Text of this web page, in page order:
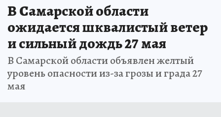
В Самарской области
ожидается шквалистый ветер
и сильный дождь 27 мая
В Самарской области объявлен желтый
уровень опасности из-за грозы и града 27
мая